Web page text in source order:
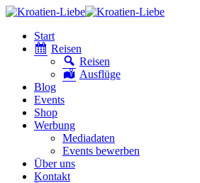
Start
Reisen
Reisen
Ausflüge
Blog
Events
Shop
Werbung
Mediadaten
Events bewerben
Über uns
Kontakt